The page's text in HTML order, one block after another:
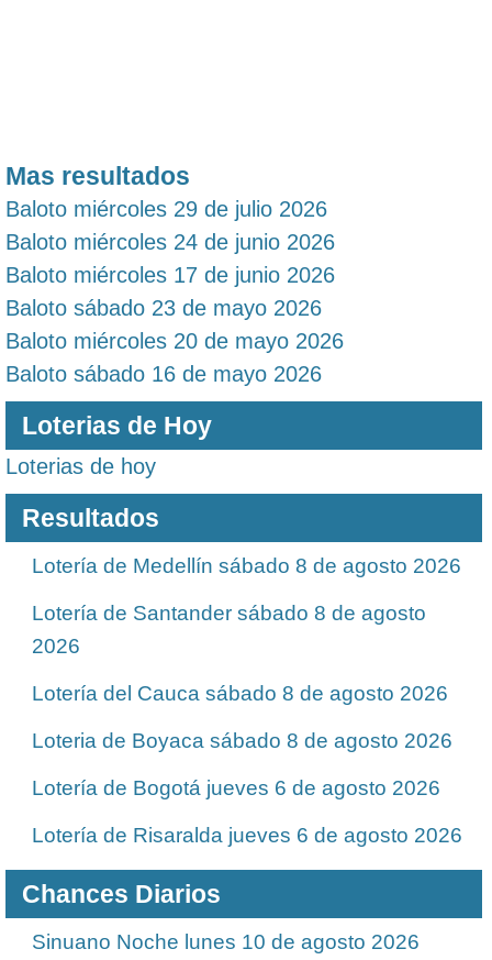
Mas resultados
Baloto miércoles 29 de julio 2026
Baloto miércoles 24 de junio 2026
Baloto miércoles 17 de junio 2026
Baloto sábado 23 de mayo 2026
Baloto miércoles 20 de mayo 2026
Baloto sábado 16 de mayo 2026
Loterias de Hoy
Loterias de hoy
Resultados
Lotería de Medellín sábado 8 de agosto 2026
Lotería de Santander sábado 8 de agosto
2026
Lotería del Cauca sábado 8 de agosto 2026
Loteria de Boyaca sábado 8 de agosto 2026
Lotería de Bogotá jueves 6 de agosto 2026
Lotería de Risaralda jueves 6 de agosto 2026
Chances Diarios
Sinuano Noche lunes 10 de agosto 2026